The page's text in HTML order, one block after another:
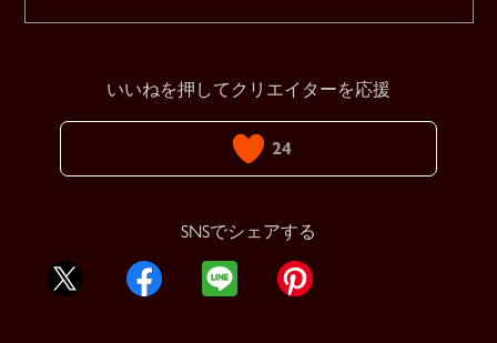
24
いいねを押してクリエイターを応援
SNSでシェアする